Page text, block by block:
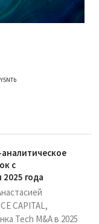
с
года
CAPITAL,
Tech M&A в 2025